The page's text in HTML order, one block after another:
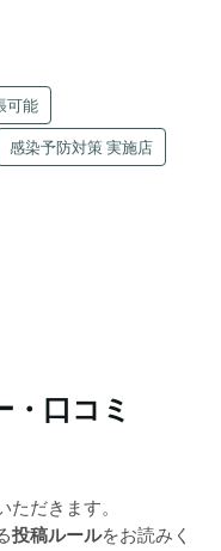
可能
感染予防対策 実施店
・口コミ
だきます。
投稿ルールをお読みく